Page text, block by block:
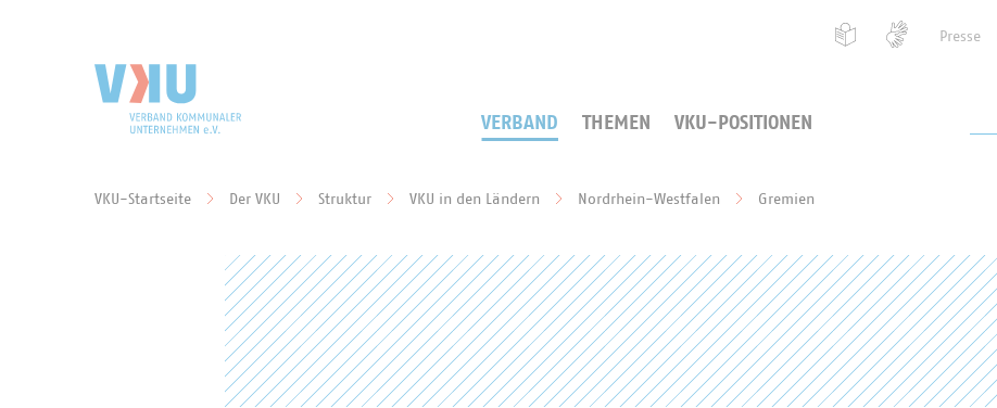
Presse
VERBAND THEMEN VKU-POSITIONEN
VKU-Startseite Der VKU Struktur VKU in den Ländern Nordrhein-Westfalen Gremien